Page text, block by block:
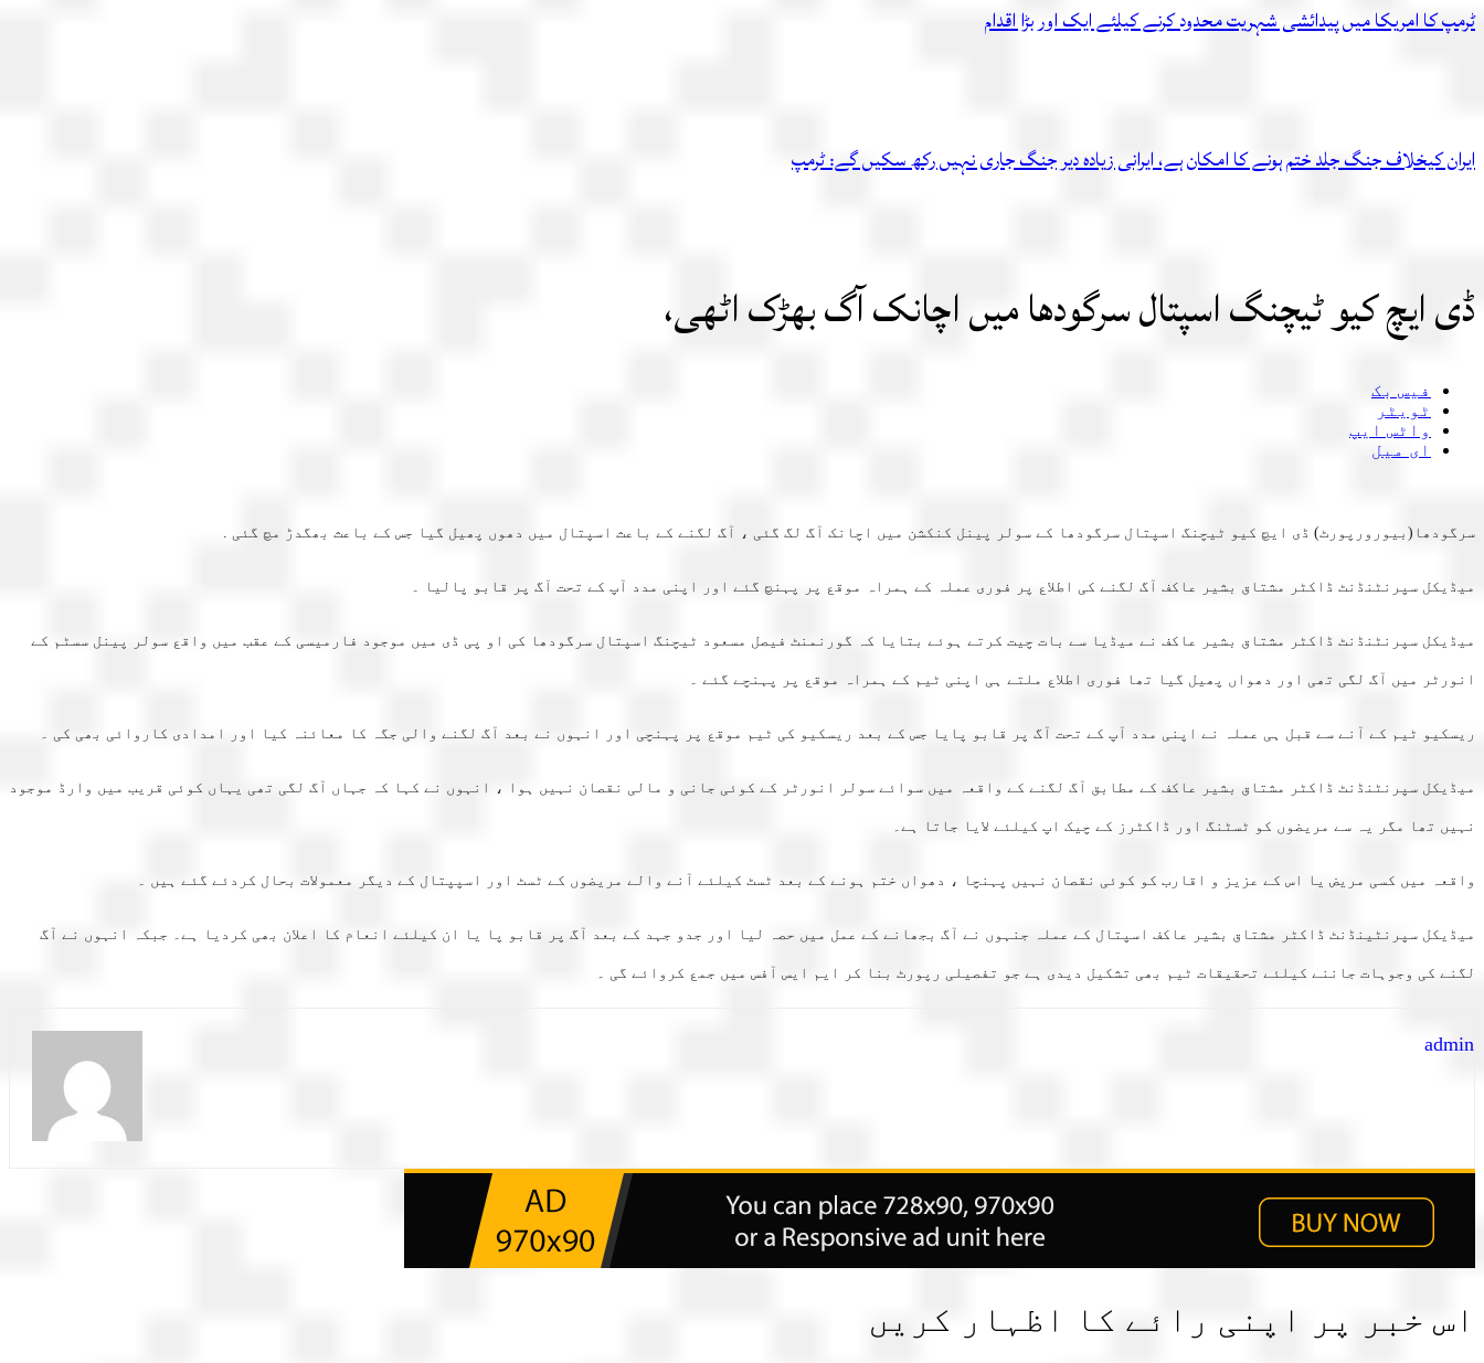
ٹرمپ کا امریکا میں پیدائشی شہریت محدود کرنے کیلئے ایک اور بڑا اقدام
ایران کیخلاف جنگ جلد ختم ہونے کا امکان ہے، ایرانی زیادہ دیر جنگ جاری نہیں رکھ سکیں گے: ٹرمپ
ڈی ایچ کیو ٹیچنگ اسپتال سرگودھا میں اچانک آگ بھڑک اٹھی،
فیس بک
ٹویٹر
واٹس ایپ
ای میل
سرگودھا(بیورورپورٹ) ڈی ایچ کیو ٹیچنگ اسپتال سرگودھا کے سولر پینل کنکشن میں اچانک آگ لگ گئی ، آگ لگنے کے باعث اسپتال میں دھوں پھیل گیا جس کے باعث بھگدڑ مچ گئی .
میڈیکل سپرنٹنڈنٹ ڈاکٹر مشتاق بشیر عاکف آگ لگنے کی اطلاع پر فوری عملہ کے ہمراہ موقع پر پہنچ گئے اور اپنی مدد آپ کے تحت آگ پر قابو پالیا ۔
میڈیکل سپرنٹنڈنٹ ڈاکٹر مشتاق بشیر عاکف نے میڈیا سے بات چیت کرتے ہوئے بتایا کہ گورنمنٹ فیصل مسعود ٹیچنگ اسپتال سرگودھا کی او پی ڈی میں موجود فارمیسی کے عقب میں واقع سولر پینل سسٹم کے
انورٹر میں آگ لگی تھی اور دھواں پھیل گیا تھا فوری اطلاع ملتے ہی اپنی ٹیم کے ہمراہ موقع پر پہنچے گئے ۔
ریسکیو ٹیم کے آنے سے قبل ہی عملہ نے اپنی مدد آپ کے تحت آگ پر قابو پایا جس کے بعد ریسکیو کی ٹیم موقع پر پہنچی اور انہوں نے بعد آگ لگنے والی جگہ کا معائنہ کیا اور امدادی کاروائی بھی کی ۔
میڈیکل سپرنٹنڈنٹ ڈاکٹر مشتاق بشیر عاکف کے مطابق آگ لگنے کے واقعہ میں سوائے سولر انورٹر کے کوئی جانی و مالی نقصان نہیں ہوا ، انہوں نے کہا کہ جہاں آگ لگی تھی یہاں کوئی قریب میں وارڈ موجود
نہیں تھا مگر یہ سے مریضوں کو ٹسٹنگ اور ڈاکٹرز کے چیک اپ کیلئے لایا جاتا ہے۔
واقعہ میں کسی مریض یا اس کے عزیز و اقارب کو کوئی نقصان نہیں پہنچا ، دھواں ختم ہونے کے بعد ٹسٹ کیلئے آنے والے مریضوں کے ٹسٹ اور اسپپتال کے دیگر معمولات بحال کردئے گئے ہیں ۔
میڈیکل سپرنٹینڈنٹ ڈاکٹر مشتاق بشیر عاکف اسپتال کے عملہ جنہوں نے آگ بجھانے کے عمل میں حصہ لیا اور جدو جہد کے بعد آگ پر قابو پا یا ان کیلئے انعام کا اعلان بھی کردیا ہے۔ جبکہ انہوں نے آگ
لگنے کی وجوہات جاننے کیلئے تحقیقات ٹیم بھی تشکیل دیدی ہے جو تفصیلی رپورٹ بنا کر ایم ایس آفس میں جمع کروائے گی ۔
admin
اس خبر پر اپنی رائے کا اظہار کریں